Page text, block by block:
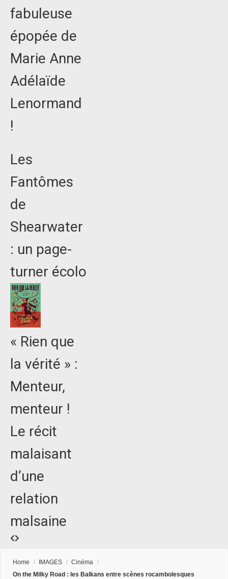
fabuleuse
épopée de
Marie Anne
Adélaïde
Lenormand
!
Les
Fantômes
de
Shearwater
: un page-
turner écolo
« Rien que
la vérité » :
Menteur,
menteur !
Le récit
malaisant
d’une
relation
malsaine
Home / IMAGES / Cinéma /
On the Milky Road : les Balkans entre scènes rocambolesques